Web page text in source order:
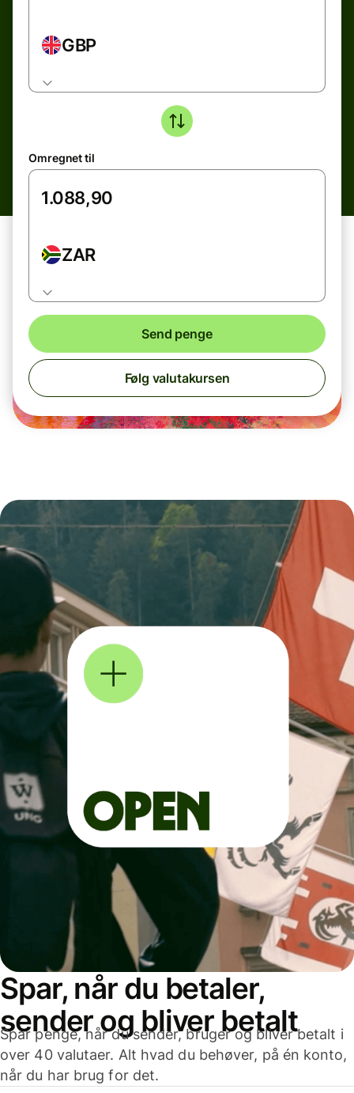
GBP
Omregnet til
ZAR
Send penge
Følg valutakursen
Spar, når du betaler,
sender og bliver betalt
Spar penge, når du sender, bruger og bliver betalt i
over 40 valutaer. Alt hvad du behøver, på én konto,
når du har brug for det.